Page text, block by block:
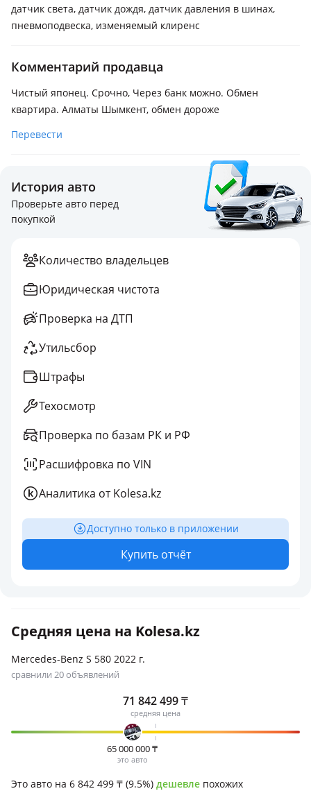
датчик света, датчик дождя, датчик давления в шинах,
пневмоподвеска, изменяемый клиренс
Комментарий продавца
Чистый японец. Срочно, Через банк можно. Обмен
квартира. Алматы Шымкент, обмен дороже
Перевести
История авто
Проверьте авто перед
покупкой
Количество владельцев
Юридическая чистота
Проверка на ДТП
Утильсбор
Штрафы
Техосмотр
Проверка по базам РК и РФ
Расшифровка по VIN
Аналитика от Kolesa.kz
Доступно только в приложении
Купить отчёт
Средняя цена на Kolesa.kz
Mercedes-Benz S 580 2022 г.
сравнили 20 объявлений
71 842 499₸
средняя цена
65 000 000₸
это авто
Это авто на 6 842 499 ₸ (9.5%) дешевле похожих